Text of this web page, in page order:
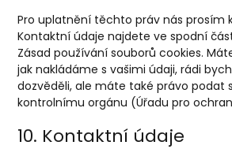
Pro uplatnění těchto práv nás prosím
Kontaktní údaje najdete ve spodní
Zásad používání souborů cookies.
jak nakládáme s vašimi údaji, rádi
dozvěděli, ale máte také právo podat
kontrolnímu orgánu (Úřadu pro
10. Kontaktní údaje